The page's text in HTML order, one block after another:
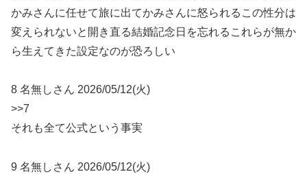
かみさんに任せて旅に出てかみさんに怒られるこの性分は
変えられないと開き直る結婚記念日を忘れるこれらが無か
ら生えてきた設定なのが恐ろしい
8 名無しさん 2026/05/12(火)
>>7
それも全て公式という事実
9 名無しさん 2026/05/12(火)